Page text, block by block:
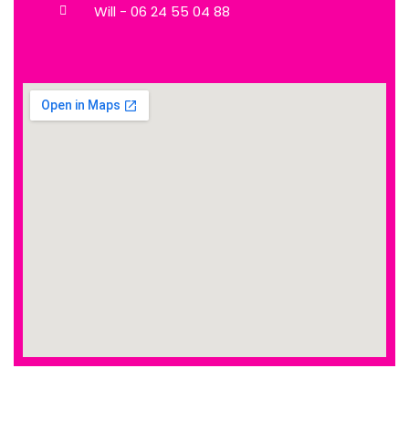
Will - 06 24 55 04 88